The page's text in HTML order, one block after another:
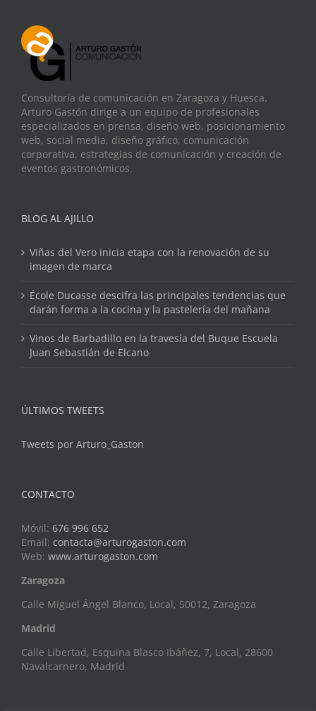
Consultoría de comunicación en Zaragoza y Huesca.
Arturo Gastón dirige a un equipo de profesionales
especializados en prensa, diseño web, posicionamiento
web, social media, diseño gráfico, comunicación
corporativa, estrategias de comunicación y creación de
eventos gastronómicos.
BLOG AL AJILLO
Viñas del Vero inicia etapa con la renovación de su
imagen de marca
École Ducasse descifra las principales tendencias que
darán forma a la cocina y la pastelería del mañana
Vinos de Barbadillo en la travesía del Buque Escuela
Juan Sebastián de Elcano
ÚLTIMOS TWEETS
Tweets por Arturo_Gaston
CONTACTO
Móvil: 676 996 652
Email: contacta@arturogaston.com
Web: www.arturogaston.com
Zaragoza
Calle Miguel Ángel Blanco, Local, 50012, Zaragoza
Madrid
Calle Libertad, Esquina Blasco Ibáñez, 7, Local, 28600
Navalcarnero, Madrid